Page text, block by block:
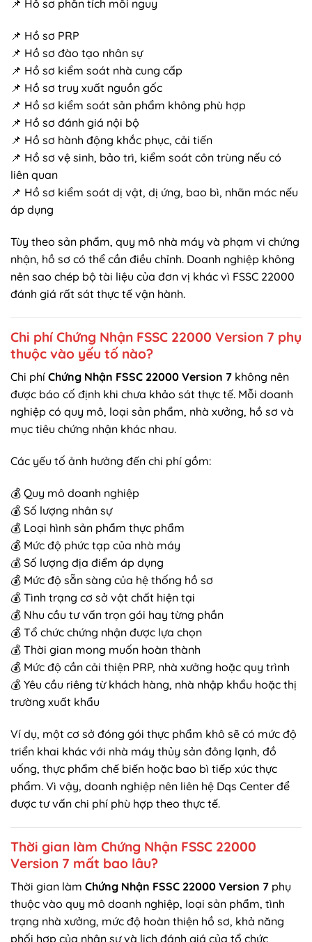
📌 Hồ sơ phân tích mối nguy
📌 Hồ sơ PRP
📌 Hồ sơ đào tạo nhân sự
📌 Hồ sơ kiểm soát nhà cung cấp
📌 Hồ sơ truy xuất nguồn gốc
📌 Hồ sơ kiểm soát sản phẩm không phù hợp
📌 Hồ sơ đánh giá nội bộ
📌 Hồ sơ hành động khắc phục, cải tiến
📌 Hồ sơ vệ sinh, bảo trì, kiểm soát côn trùng nếu có
liên quan
📌 Hồ sơ kiểm soát dị vật, dị ứng, bao bì, nhãn mác nếu
áp dụng
Tùy theo sản phẩm, quy mô nhà máy và phạm vi chứng
nhận, hồ sơ có thể cần điều chỉnh. Doanh nghiệp không
nên sao chép bộ tài liệu của đơn vị khác vì FSSC 22000
đánh giá rất sát thực tế vận hành.
Chi phí Chứng Nhận FSSC 22000 Version 7 phụ
thuộc vào yếu tố nào?
Chi phí Chứng Nhận FSSC 22000 Version 7 không nên
được báo cố định khi chưa khảo sát thực tế. Mỗi doanh
nghiệp có quy mô, loại sản phẩm, nhà xưởng, hồ sơ và
mục tiêu chứng nhận khác nhau.
Các yếu tố ảnh hưởng đến chi phí gồm:
💰 Quy mô doanh nghiệp
💰 Số lượng nhân sự
💰 Loại hình sản phẩm thực phẩm
💰 Mức độ phức tạp của nhà máy
💰 Số lượng địa điểm áp dụng
💰 Mức độ sẵn sàng của hệ thống hồ sơ
💰 Tình trạng cơ sở vật chất hiện tại
💰 Nhu cầu tư vấn trọn gói hay từng phần
💰 Tổ chức chứng nhận được lựa chọn
💰 Thời gian mong muốn hoàn thành
💰 Mức độ cần cải thiện PRP, nhà xưởng hoặc quy trình
💰 Yêu cầu riêng từ khách hàng, nhà nhập khẩu hoặc thị
trường xuất khẩu
Ví dụ, một cơ sở đóng gói thực phẩm khô sẽ có mức độ
triển khai khác với nhà máy thủy sản đông lạnh, đồ
uống, thực phẩm chế biến hoặc bao bì tiếp xúc thực
phẩm. Vì vậy, doanh nghiệp nên liên hệ Dqs Center để
được tư vấn chi phí phù hợp theo thực tế.
Thời gian làm Chứng Nhận FSSC 22000
Version 7 mất bao lâu?
Thời gian làm Chứng Nhận FSSC 22000 Version 7 phụ
thuộc vào quy mô doanh nghiệp, loại sản phẩm, tình
trạng nhà xưởng, mức độ hoàn thiện hồ sơ, khả năng
phối hợp của nhân sự và lịch đánh giá của tổ chức